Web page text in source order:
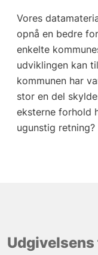
Vores
opnå en bedre
enkelte
udviklingen kan
kommunen har
stor en del
eksterne forhold
ugunstig retning?